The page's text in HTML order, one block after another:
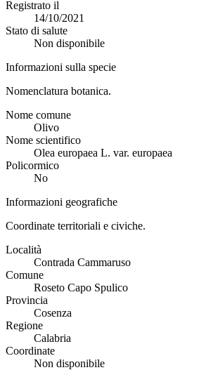
Registrato il
14/10/2021
Stato di salute
Non disponibile
Informazioni sulla specie
Nomenclatura botanica.
Nome comune
Olivo
Nome scientifico
Olea europaea L. var. europaea
Policormico
No
Informazioni geografiche
Coordinate territoriali e civiche.
Località
Contrada Cammaruso
Comune
Roseto Capo Spulico
Provincia
Cosenza
Regione
Calabria
Coordinate
Non disponibile